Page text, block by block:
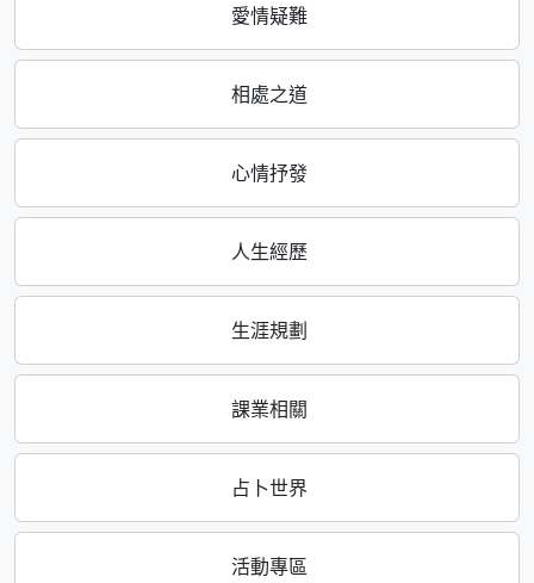
愛情疑難
相處之道
心情抒發
人生經歷
生涯規劃
課業相關
占卜世界
活動專區